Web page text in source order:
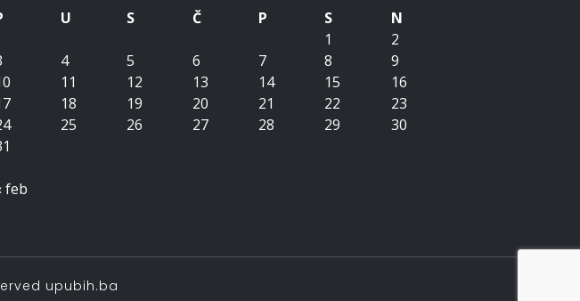
U S Č P S
N
1
2
4 5 6 7 8
9
11 12 13 14 15
16
18 19 20 21 22
23
25 26 27 28 29
30
feb
upubih.ba